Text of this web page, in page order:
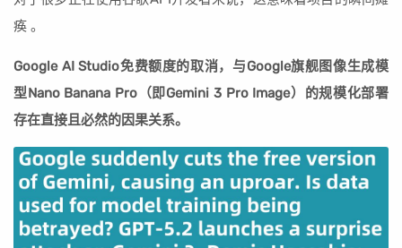
痪 。
Google AI Studio免费额度的取消，与Google旗舰图像生成模
型Nano Banana Pro（即Gemini 3 Pro Image）的规模化部署
存在直接且必然的因果关系。